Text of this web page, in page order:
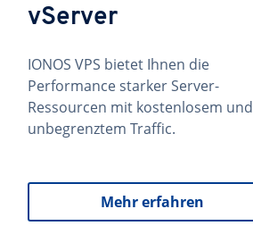
vServer
IONOS VPS bietet Ihnen die
Performance starker Server-
Ressourcen mit kostenlosem und
unbegrenztem Traffic.
Mehr erfahren